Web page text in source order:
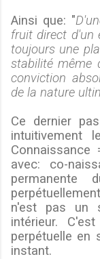
Ainsi que: "
fruit direct d'un
toujours une
stabilité même
conviction
de la nature
Ce dernier
intuitivement
avec: co-
permanente
n'est pas un
intérieur.
perpétuelle en
instant.